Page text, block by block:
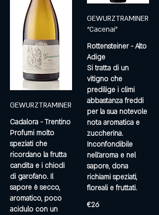
GEWURZTRAMINER
Cadalora - Trentino
Profumi molto
speziati che
ricordano la frutta
candita e i chiodi
di garofano. Il
sapore è secco,
aromatico, poco
acidulo con un
GEWURZTRAMINER
“Cacenai”
Rottensteiner - Alto
Adige
Si tratta di un
vitigno che
predilige i climi
abbastanza freddi
per la sua notevole
nota aromatica e
zuccherina.
Inconfondibile
nell’aroma e nel
sapore, dona
richiami speziati,
floreali e fruttati.
€26